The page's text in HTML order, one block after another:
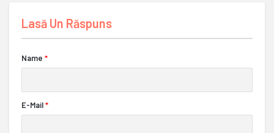
Lasă Un Răspuns
Name *
E-Mail*